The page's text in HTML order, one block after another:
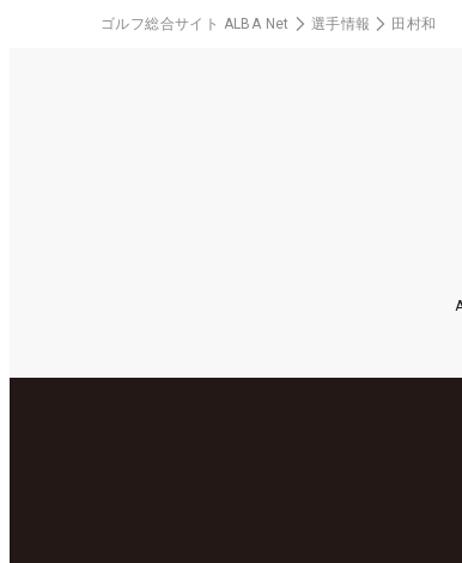
ゴルフ総合サイト ALBA Net 選手情報 田村和